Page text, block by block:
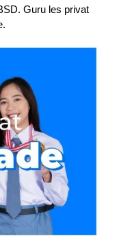
Guru les privat